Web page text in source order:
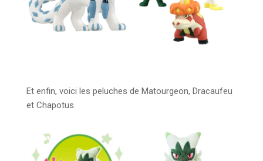
Et enfin, voici les peluches de Matourgeon, Dracaufeu
et Chapotus.